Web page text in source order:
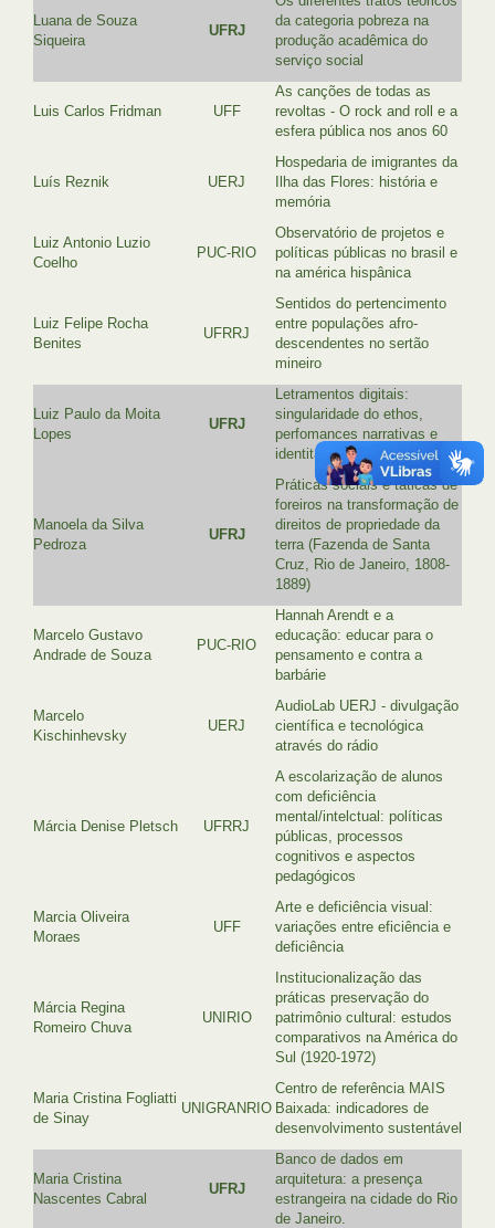
Luana de Souza
Siqueira
UFRJ
da categoria pobreza na
produção acadêmica do
serviço social
Luis Carlos Fridman UFF
As canções de todas as
revoltas - O rock and roll e a
esfera pública nos anos 60
Luís Reznik UERJ
Hospedaria de imigrantes da
Ilha das Flores: história e
memória
Luiz Antonio Luzio
Coelho
PUC-RIO
Observatório de projetos e
políticas públicas no brasil e
na américa hispânica
Luiz Felipe Rocha
Benites
UFRRJ
Sentidos do pertencimento
entre populações afro-
descendentes no sertão
mineiro
Luiz Paulo da Moita
Lopes
UFRJ
Letramentos digitais:
singularidade do ethos,
perfomances narrativas e
identitárias
Manoela da Silva
Pedroza
UFRJ
Práticas sociais e táticas de
foreiros na transformação de
direitos de propriedade da
terra (Fazenda de Santa
Cruz, Rio de Janeiro, 1808-
1889)
Marcelo Gustavo
Andrade de Souza
PUC-RIO
Hannah Arendt e a
educação: educar para o
pensamento e contra a
barbárie
Marcelo
Kischinhevsky
UERJ
AudioLab UERJ - divulgação
científica e tecnológica
através do rádio
Márcia Denise Pletsch UFRRJ
A escolarização de alunos
com deficiência
mental/intelctual: políticas
públicas, processos
cognitivos e aspectos
pedagógicos
Marcia Oliveira
Moraes
UFF
Arte e deficiência visual:
variações entre eficiência e
deficiência
Márcia Regina
Romeiro Chuva
UNIRIO
Institucionalização das
práticas preservação do
patrimônio cultural: estudos
comparativos na América do
Sul (1920-1972)
Maria Cristina Fogliatti
de Sinay
UNIGRANRIO
Centro de referência MAIS
Baixada: indicadores de
desenvolvimento sustentável
Maria Cristina
Nascentes Cabral
UFRJ
Banco de dados em
arquitetura: a presença
estrangeira na cidade do Rio
de Janeiro.